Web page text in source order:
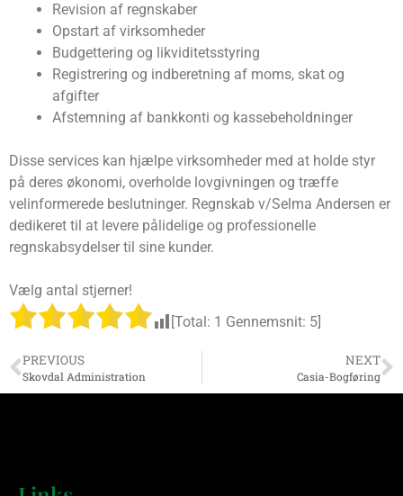
Revision af regnskaber
Opstart af virksomheder
Budgettering og likviditetsstyring
Registrering og indberetning af moms, skat og
afgifter
Afstemning af bankkonti og kassebeholdninger
Disse services kan hjælpe virksomheder med at holde styr
på deres økonomi, overholde lovgivningen og træffe
velinformerede beslutninger. Regnskab v/Selma Andersen er
dedikeret til at levere pålidelige og professionelle
regnskabsydelser til sine kunder.
Vælg antal stjerner!
[Total: 1 Gennemsnit: 5
PREVIOUS
Skovdal Administration
NEXT
Casia-Bogføring